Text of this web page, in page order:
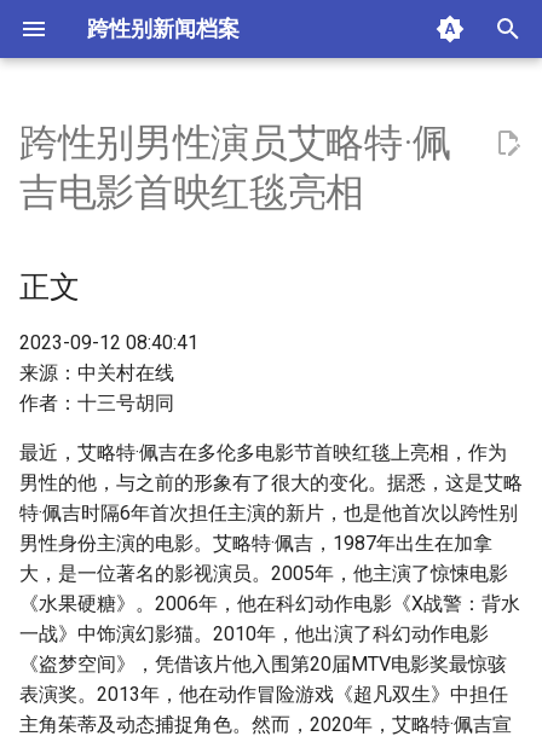
跨性别新闻档案
n
i
a
l
i
i
n
g
a
r
正文
附加信息 [Processed Page
跨性别男性演员艾略特·佩
吉电影首映红毯亮相
正文
2023-09-12 08:40:41
来源：中关村在线
作者：十三号胡同
最近，艾略特·佩吉在多伦多电影节首映红毯上亮相，作为
男性的他，与之前的形象有了很大的变化。据悉，这是艾略
特·佩吉时隔6年首次担任主演的新片，也是他首次以跨性别
男性身份主演的电影。艾略特·佩吉，1987年出生在加拿
大，是一位著名的影视演员。2005年，他主演了惊悚电影
《水果硬糖》。2006年，他在科幻动作电影《X战警：背水
一战》中饰演幻影猫。2010年，他出演了科幻动作电影
《盗梦空间》，凭借该片他入围第20届MTV电影奖最惊骇
表演奖。2013年，他在动作冒险游戏《超凡双生》中担任
主角茱蒂及动态捕捉角色。然而，2020年，艾略特·佩吉宣